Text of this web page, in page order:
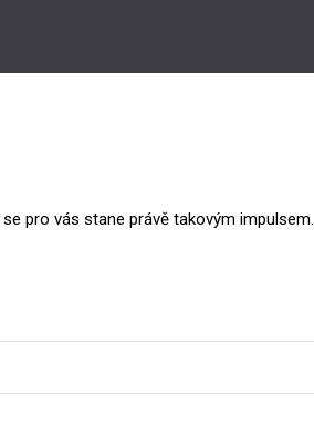
pro vás stane právě takovým impulsem.